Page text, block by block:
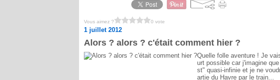
Vous aimez ? 0 vote
1 juillet 2012
Alors ? alors ? c'était comment hier ?
Quelle folle aventure ! Je
urt possible car j'imagine
st" quasi-infinie et je ne
artie du Havre par le train...